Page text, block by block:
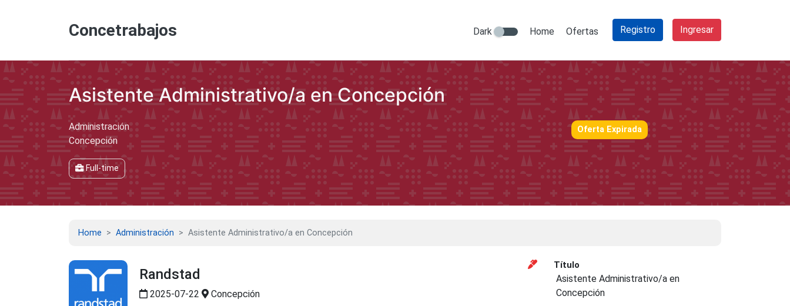
Concetrabajos Dark Home Ofertas Registro Ingresar
Asistente Administrativo/a en Concepción
Administración
Concepción
Full-time
Oferta Expirada
Home Administración Asistente Administrativo/a en Concepción
Randstad
2025-07-22 Concepción
Título
Asistente Administrativo/a en
Concepción